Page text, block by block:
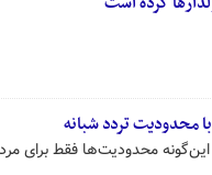
محدودیت تردد شبانه
محدودیت‌ها فقط برای